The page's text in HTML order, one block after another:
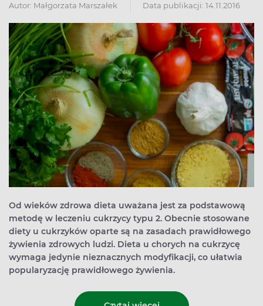
Autor: Małgorzata Marszałek Data publikacji: 14.11.2016
Od wieków zdrowa dieta uważana jest za podstawową
metodę w leczeniu cukrzycy typu 2. Obecnie stosowane
diety u cukrzyków oparte są na zasadach prawidłowego
żywienia zdrowych ludzi. Dieta u chorych na cukrzycę
wymaga jedynie nieznacznych modyfikacji, co ułatwia
popularyzację prawidłowego żywienia.